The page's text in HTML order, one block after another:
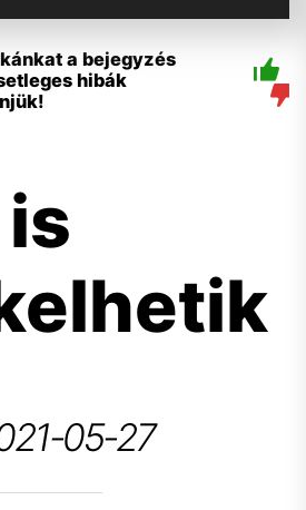
a bejegyzés
hibák
05-27